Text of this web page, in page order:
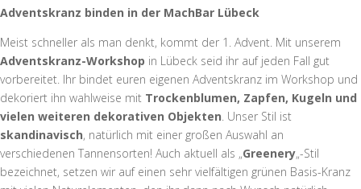
Adventskranz binden in der MachBar Lübeck
Meist schneller als man denkt, kommt der 1. Advent. Mit unserem
Adventskranz-Workshop in Lübeck seid ihr auf jeden Fall gut
vorbereitet. Ihr bindet euren eigenen Adventskranz im Workshop und
dekoriert ihn wahlweise mit Trockenblumen, Zapfen, Kugeln und
vielen weiteren dekorativen Objekten. Unser Stil ist
skandinavisch, natürlich mit einer großen Auswahl an
verschiedenen Tannensorten! Auch aktuell als „Greenery„-Stil
bezeichnet, setzen wir auf einen sehr vielfältigen grünen Basis-Kranz